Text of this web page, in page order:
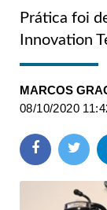
Prática foi
Innovation
MARCOS
08/10/2020